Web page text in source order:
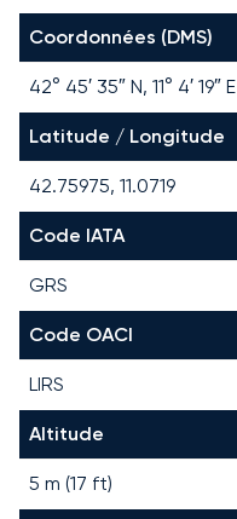
Coordonnées (DMS)
42° 45′ 35″ N, 11° 4′ 19″ E
Latitude / Longitude
42.75975, 11.0719
Code IATA
GRS
Code OACI
LIRS
Altitude
5 m (17 ft)